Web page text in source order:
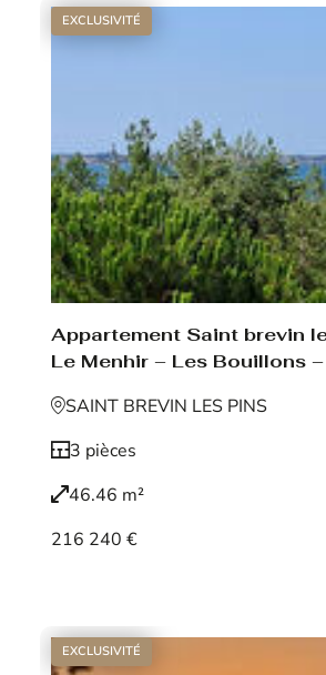
EXCLUSIVITÉ
Appartement Saint brevin
Le Menhir – Les Bouillons –
SAINT BREVIN LES PINS
3 pièces
46.46 m²
216 240 €
EXCLUSIVITÉ